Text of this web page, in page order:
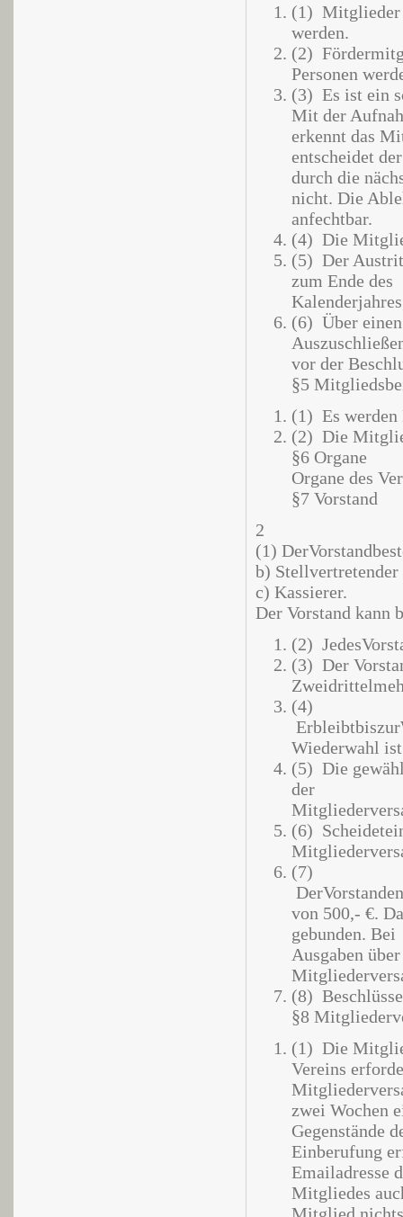
(1) Mitglieder
werden.
(2)
Personen
(3) Es ist ein
Mit der
erkennt das
entscheidet
durch die
nicht. Die
anfechtbar.
(4) Die
(5) Der
zum Ende des
(6) Über
vor der
§5
(1) Es
(2) Die
§6 Organe
Organe des
§7 Vorstand
2
(1)
b) Stellvertretender
c) Kassierer.
Der Vorstand kann
(2)
(3) Der
(4)
Wiederwahl
(5) Die
der
(6)
(7)
von 500,- €.
gebunden. Bei
Ausgaben
(8)
§8
(1) Die
Vereins
zwei Wochen
Gegenstände
Einberufung
Emailadresse
Mitgliedes